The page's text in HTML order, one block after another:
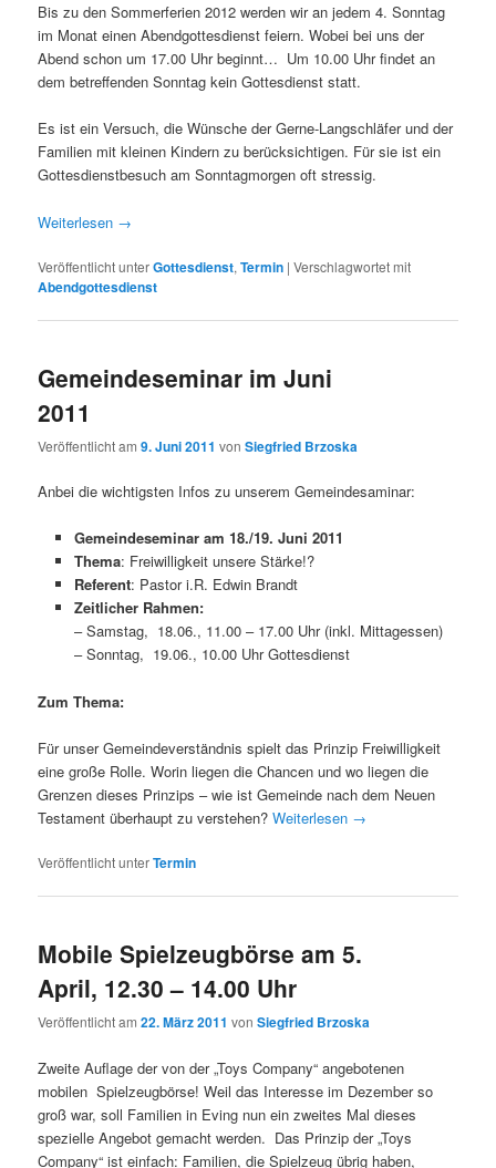
Bis zu den Sommerferien 2012 werden wir an jedem 4. Sonntag
im Monat einen Abendgottesdienst feiern. Wobei bei uns der
Abend schon um 17.00 Uhr beginnt… Um 10.00 Uhr findet an
dem betreffenden Sonntag kein Gottesdienst statt.
Es ist ein Versuch, die Wünsche der Gerne-Langschläfer und der
Familien mit kleinen Kindern zu berücksichtigen. Für sie ist ein
Gottesdienstbesuch am Sonntagmorgen oft stressig.
Weiterlesen →
Veröffentlicht unterGottesdienst,Termin |Verschlagwortet mit
Abendgottesdienst
Gemeindeseminar im Juni
2011
Veröffentlicht am9. Juni 2011 vonSiegfried Brzoska
Anbei die wichtigsten Infos zu unserem Gemeindesaminar:
Gemeindeseminar am 18./19. Juni 2011
Thema: Freiwilligkeit unsere Stärke!?
Referent: Pastor i.R. Edwin Brandt
Zeitlicher Rahmen:
– Samstag, 18.06., 11.00 – 17.00 Uhr (inkl. Mittagessen)
– Sonntag, 19.06., 10.00 Uhr Gottesdienst
Zum Thema:
Für unser Gemeindeverständnis spielt das Prinzip Freiwilligkeit
eine große Rolle. Worin liegen die Chancen und wo liegen die
Grenzen dieses Prinzips – wie ist Gemeinde nach dem Neuen
Testament überhaupt zu verstehen?Weiterlesen →
Veröffentlicht unterTermin
Mobile Spielzeugbörse am 5.
April, 12.30 – 14.00 Uhr
Veröffentlicht am22. März 2011 vonSiegfried Brzoska
Zweite Auflage der von der „Toys Company“ angebotenen
mobilen Spielzeugbörse! Weil das Interesse im Dezember so
groß war, soll Familien in Eving nun ein zweites Mal dieses
spezielle Angebot gemacht werden. Das Prinzip der „Toys
Company“ ist einfach: Familien, die Spielzeug übrig haben,